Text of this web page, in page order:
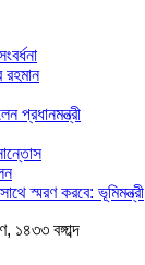
প্রধানমন্ত্রী
স্মরণ করবে: ভূমিমন্ত্রী
বঙ্গাব্দ